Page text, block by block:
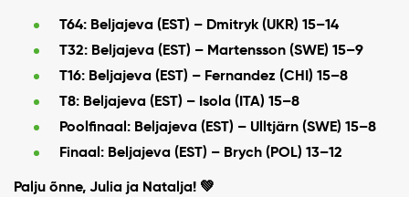
T64: Beljajeva (EST) – Dmitryk (UKR) 15–14
T32: Beljajeva (EST) – Martensson (SWE) 15–9
T16: Beljajeva (EST) – Fernandez (CHI) 15–8
T8: Beljajeva (EST) – Isola (ITA) 15–8
Poolfinaal: Beljajeva (EST) – Ulltjärn (SWE) 15–8
Finaal: Beljajeva (EST) – Brych (POL) 13–12
Palju õnne, Julia ja Natalja! 💚